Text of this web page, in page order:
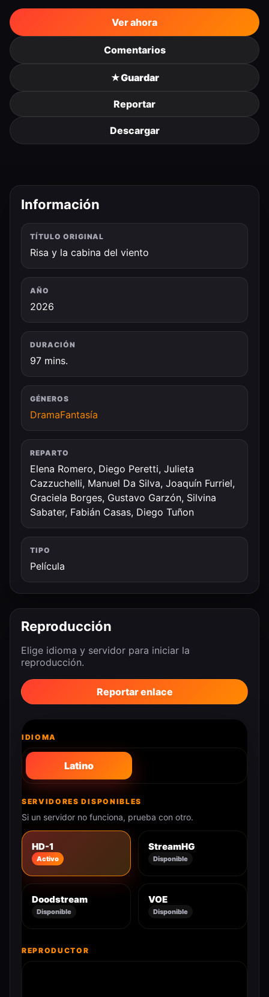
Ver ahora
Comentarios
★Guardar
Reportar
Descargar
Información
TÍTULO ORIGINAL
Risa y la cabina del viento
AÑO
2026
DURACIÓN
97 mins.
GÉNEROS
DramaFantasía
REPARTO
Elena Romero, Diego Peretti, Julieta
Cazzuchelli, Manuel Da Silva, Joaquín Furriel,
Graciela Borges, Gustavo Garzón, Silvina
Sabater, Fabián Casas, Diego Tuñon
TIPO
Película
Reproducción
Elige idioma y servidor para iniciar la
reproducción.
Reportar enlace
IDIOMA
Latino
SERVIDORES DISPONIBLES
Si un servidor no funciona, prueba con otro.
HD-1
Activo
StreamHG
Disponible
Doodstream
Disponible
VOE
Disponible
REPRODUCTOR